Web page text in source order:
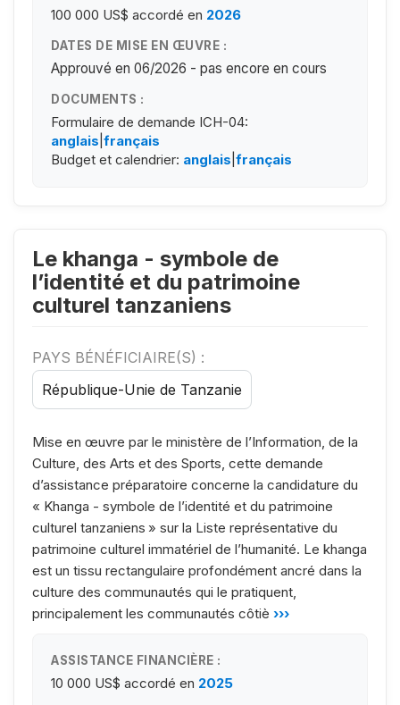
100 000 US$ accordé en 2026
DATES DE MISE EN ŒUVRE :
Approuvé en 06/2026 - pas encore en cours
DOCUMENTS :
Formulaire de demande ICH-04:
anglais français
Budget et calendrier: anglais français
Le khanga - symbole de
l’identité et du patrimoine
culturel tanzaniens
PAYS BÉNÉFICIAIRE(S) :
République-Unie de Tanzanie
Mise en œuvre par le ministère de l’Information, de la
Culture, des Arts et des Sports, cette demande
d’assistance préparatoire concerne la candidature du
« Khanga - symbole de l’identité et du patrimoine
culturel tanzaniens » sur la Liste représentative du
patrimoine culturel immatériel de l’humanité. Le khanga
est un tissu rectangulaire profondément ancré dans la
culture des communautés qui le pratiquent,
principalement les communautés côtiè ›››
ASSISTANCE FINANCIÈRE :
10 000 US$ accordé en 2025